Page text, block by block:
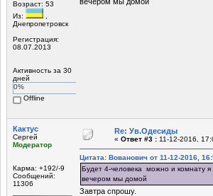
Возраст: 53
Из:
Днепропетровск
Регистрация:
08.07.2013
Активность за 30
дней
0%
Offline
Кактус
Сергей
Модератор
Карма: +192/-9
Сообщений:
11306
Re: Ув.Одесиды
« Ответ #3 : 11-12-2016,
Цитата: Вованович от 11-12-2016,
Будет 4-человека можно и комнату я
вечером мы домой
Завтра спрошу.